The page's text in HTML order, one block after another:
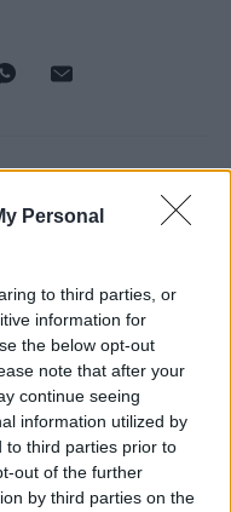
Personal
to third parties, or
information for
the below opt-out
note that after your
continue seeing
information utilized by
to third parties prior to
out of the further
by third parties on the